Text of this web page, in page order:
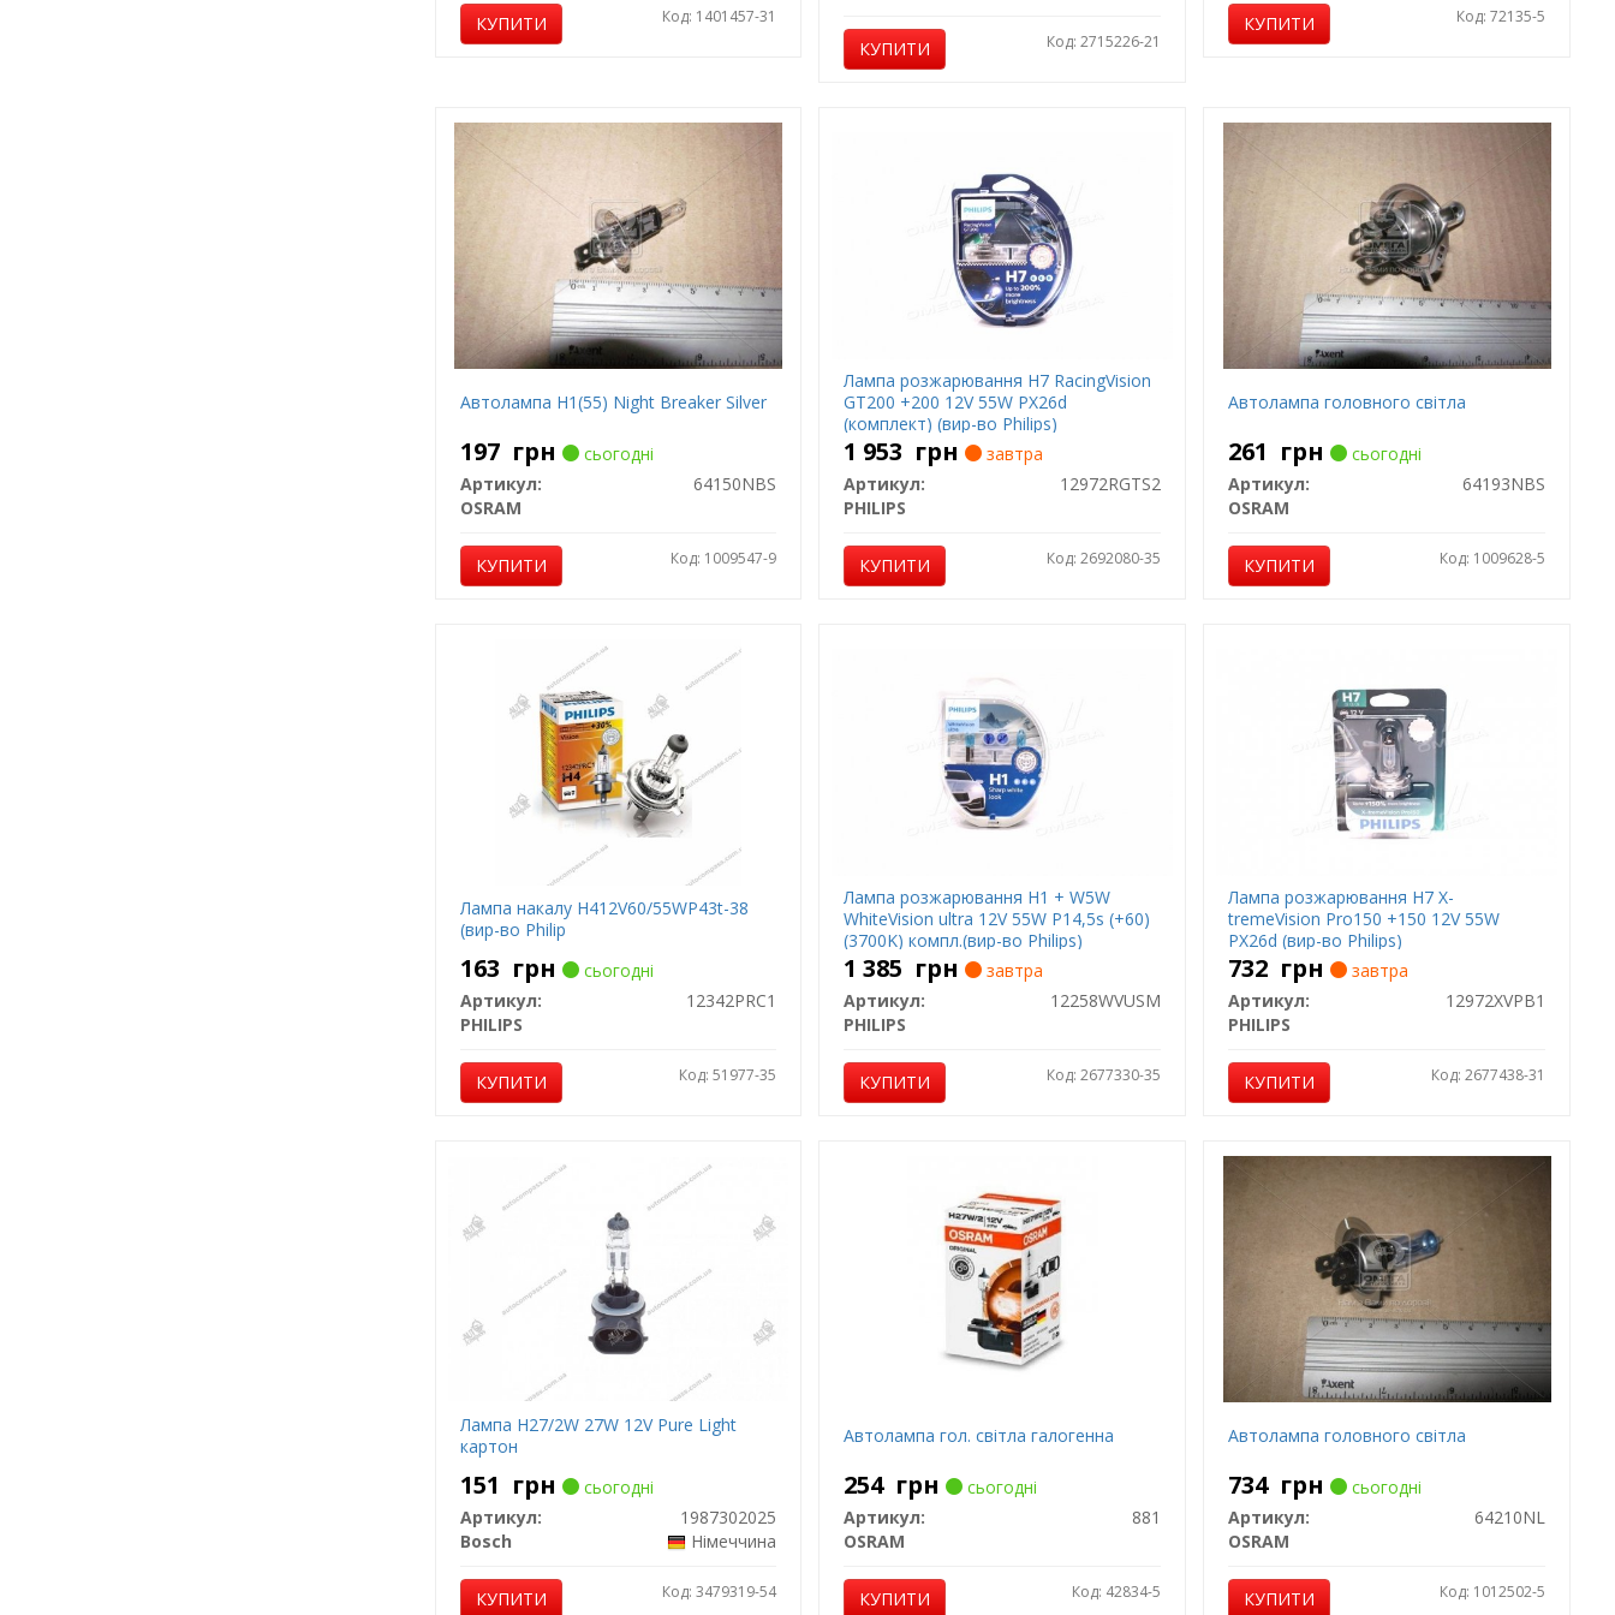
КУПИТИ Код: 1401457-31
КУПИТИ Код: 2715226-21
КУПИТИ Код: 72135-5
Автолампа H1(55) Night Breaker Silver
197 грн
сьогодні
Артикул:
64150NBS
OSRAM
КУПИТИ Код: 1009547-9
Лампа розжарювання H7 RacingVision
GT200 +200 12V 55W PX26d
(комплект) (вир-во Philips)
1 953 грн
завтра
Артикул:
12972RGTS2
PHILIPS
КУПИТИ Код: 2692080-35
Автолампа головного світла
261 грн
сьогодні
Артикул:
64193NBS
OSRAM
КУПИТИ Код: 1009628-5
Лампа накалу H412V60/55WP43t-38
(вир-во Philip
163 грн
сьогодні
Артикул:
12342PRC1
PHILIPS
КУПИТИ Код: 51977-35
Лампа розжарювання H1 + W5W
WhiteVision ultra 12V 55W P14,5s (+60)
(3700K) компл.(вир-во Philips)
1 385 грн
завтра
Артикул:
12258WVUSM
PHILIPS
КУПИТИ Код: 2677330-35
Лампа розжарювання H7 X-
tremeVision Pro150 +150 12V 55W
PX26d (вир-во Philips)
732 грн
завтра
Артикул:
12972XVPB1
PHILIPS
КУПИТИ Код: 2677438-31
Лампа H27/2W 27W 12V Pure Light
картон
151 грн
сьогодні
Артикул:
1987302025
Bosch
Німеччина
КУПИТИ Код: 3479319-54
Автолампа гол. світла галогенна
254 грн
сьогодні
Артикул:
881
OSRAM
КУПИТИ Код: 42834-5
Автолампа головного світла
734 грн
сьогодні
Артикул:
64210NL
OSRAM
КУПИТИ Код: 1012502-5